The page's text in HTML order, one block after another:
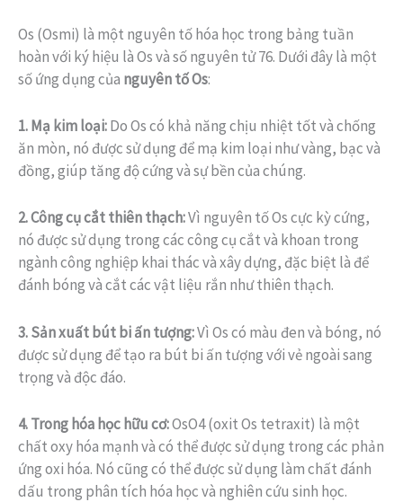
Os (Osmi) là một nguyên tố hóa học trong bảng tuần
hoàn với ký hiệu là Os và số nguyên tử 76. Dưới đây là một
số ứng dụng của nguyên tố Os:
1. Mạ kim loại:Do Os có khả năng chịu nhiệt tốt và chống
ăn mòn, nó được sử dụng để mạ kim loại như vàng, bạc và
đồng, giúp tăng độ cứng và sự bền của chúng.
2. Công cụ cắt thiên thạch:Vì nguyên tố Os cực kỳ cứng,
nó được sử dụng trong các công cụ cắt và khoan trong
ngành công nghiệp khai thác và xây dựng, đặc biệt là để
đánh bóng và cắt các vật liệu rắn như thiên thạch.
3. Sản xuất bút bi ấn tượng:Vì Os có màu đen và bóng, nó
được sử dụng để tạo ra bút bi ấn tượng với vẻ ngoài sang
trọng và độc đáo.
4. Trong hóa học hữu cơ:OsO4 (oxit Os tetraxit) là một
chất oxy hóa mạnh và có thể được sử dụng trong các phản
ứng oxi hóa. Nó cũng có thể được sử dụng làm chất đánh
dấu trong phân tích hóa học và nghiên cứu sinh học.